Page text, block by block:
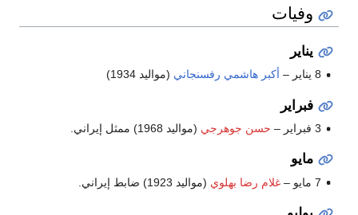
وفيات
يناير
8 يناير – أكبر هاشمي رفسنجاني (مواليد 1934)
فبراير
3 فبراير – حسن جوهرجي (مواليد 1968) ممثل إيراني.
مايو
7 مايو – غلام رضا بهلوي (مواليد 1923) ضابط إيراني.